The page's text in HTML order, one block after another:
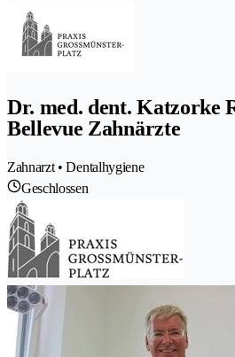
Dr. med. dent. Katzorke
Bellevue Zahnärzte
Zahnarzt • Dentalhygiene
Geschlossen